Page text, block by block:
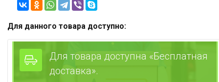
Для данного товара доступно:
Для товара доступна «Бесплатная
доставка».